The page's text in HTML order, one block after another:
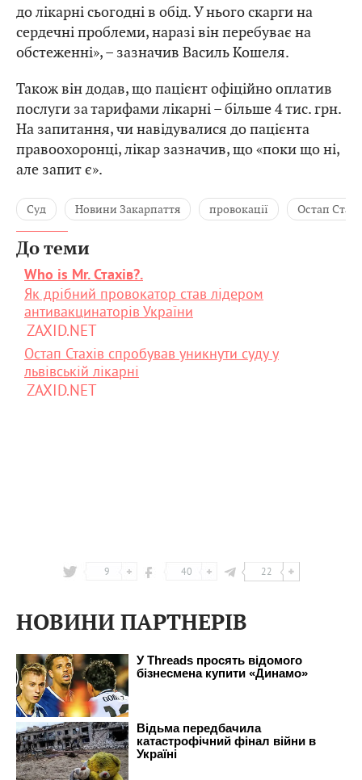
до лікарні сьогодні в обід. У нього скарги на
сердечні проблеми, наразі він перебуває на
обстеженні», – зазначив Василь Кошеля.
Також він додав, що пацієнт офіційно оплатив
послуги за тарифами лікарні – більше 4 тис. грн.
На запитання, чи навідувалися до пацієнта
правоохоронці, лікар зазначив, що «поки що ні,
але запит є».
Суд Новини Закарпаття провокації Остап
До теми
Who is Mr. Стахів?.
Як дрібний провокатор став лідером
антивакцинаторів України
ZAXID.NET
Остап Стахів спробував уникнути суду у
львівській лікарні
ZAXID.NET
9 40 22
НОВИНИ ПАРТНЕРІВ